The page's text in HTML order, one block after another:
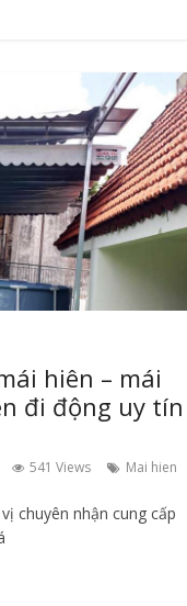
hiên – mái
đi động uy tín
541 Views Mai hien
chuyên nhận cung cấp